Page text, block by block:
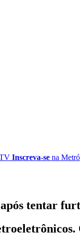
Inscreva-se na
após tentar